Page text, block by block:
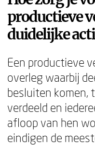
productieve
duidelijke
Een productieve
overleg waarbij
besluiten komen,
verdeeld en
afloop van hen
eindigen de